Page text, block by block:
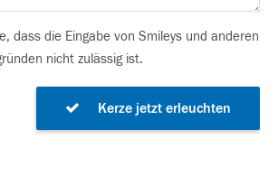
dass die Eingabe von Smileys und anderen
nicht zulässig ist.
Kerze jetzt erleuchten